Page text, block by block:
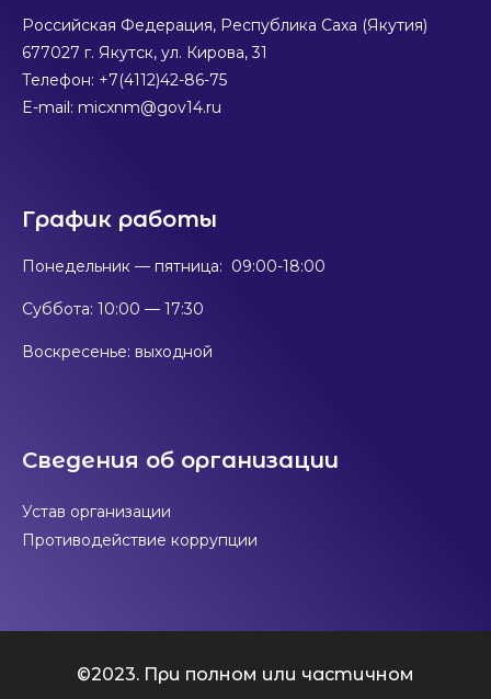
Российская Федерация, Республика Саха (Якутия)
677027 г. Якутск, ул. Кирова, 31
Телефон: +7(4112)42-86-75
E-mail: micxnm@gov14.ru
График работы
Понедельник — пятница: 09:00-18:00
Суббота: 10:00 — 17:30
Воскресенье: выходной
Сведения об организации
Устав организации
Противодействие коррупции
©2023. При полном или частичном